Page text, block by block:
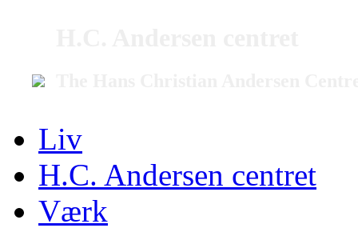
Liv
H.C. Andersen centret
Værk